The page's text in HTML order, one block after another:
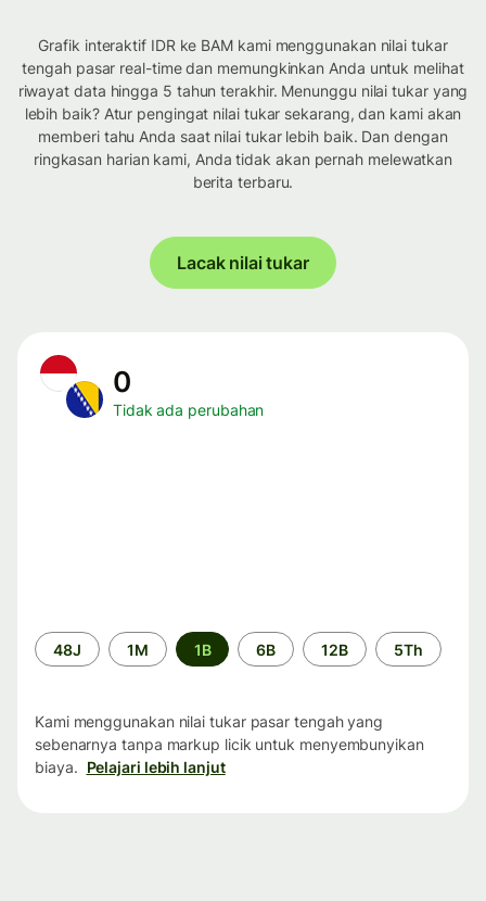
Grafik interaktif IDR ke BAM kami menggunakan nilai tukar
tengah pasar real-time dan memungkinkan Anda untuk melihat
riwayat data hingga 5 tahun terakhir. Menunggu nilai tukar yang
lebih baik? Atur pengingat nilai tukar sekarang, dan kami akan
memberi tahu Anda saat nilai tukar lebih baik. Dan dengan
ringkasan harian kami, Anda tidak akan pernah melewatkan
berita terbaru.
Lacak nilai tukar
0
Tidak ada perubahan
Periode
waktu
48J 1M 1B 6B 12B 5Th
Kami menggunakan nilai tukar pasar tengah yang
sebenarnya tanpa markup licik untuk menyembunyikan
biaya. Pelajari lebih lanjut